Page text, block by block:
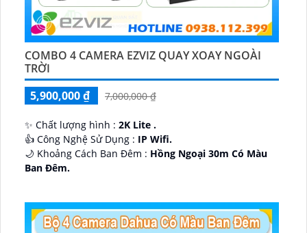
COMBO 4 CAMERA EZVIZ QUAY XOAY NGOÀI
TRỜI
5,900,000 ₫
7,000,000 ₫
✨ Chất lượng hình : 2K Lite .
👍 Công Nghệ Sử Dụng : IP Wifi.
🌙 Khoảng Cách Ban Đêm : Hồng Ngoại 30m Có Màu
Ban Ðêm.